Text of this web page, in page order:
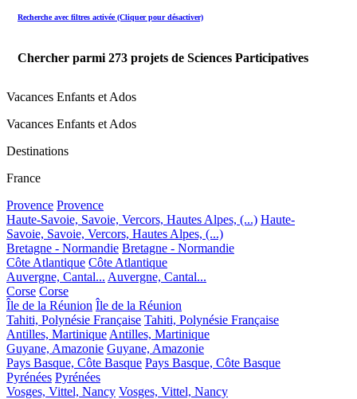
Recherche avec filtres activée (Cliquer pour désactiver)
Chercher parmi 273 projets de Sciences Participatives
Vacances Enfants et Ados
Vacances Enfants et Ados
Destinations
France
Provence Provence
Haute-Savoie, Savoie, Vercors, Hautes Alpes, (...) Haute-
Savoie, Savoie, Vercors, Hautes Alpes, (...)
Bretagne - Normandie Bretagne - Normandie
Côte Atlantique Côte Atlantique
Auvergne, Cantal... Auvergne, Cantal...
Corse Corse
Île de la Réunion Île de la Réunion
Tahiti, Polynésie Française Tahiti, Polynésie Française
Antilles, Martinique Antilles, Martinique
Guyane, Amazonie Guyane, Amazonie
Pays Basque, Côte Basque Pays Basque, Côte Basque
Pyrénées Pyrénées
Vosges, Vittel, Nancy Vosges, Vittel, Nancy